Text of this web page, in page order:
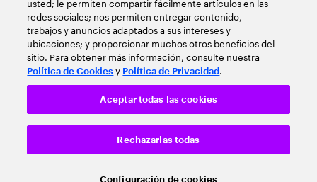
redes sociales; nos permiten entregar contenido,
trabajos y anuncios adaptados a sus intereses y
ubicaciones; y proporcionar muchos otros beneficios del
sitio. Para obtener más información, consulte nuestra
Política de Cookies y Política de Privacidad .
Configuración de cookies
Rechazarlas todas
Aceptar todas las cookies